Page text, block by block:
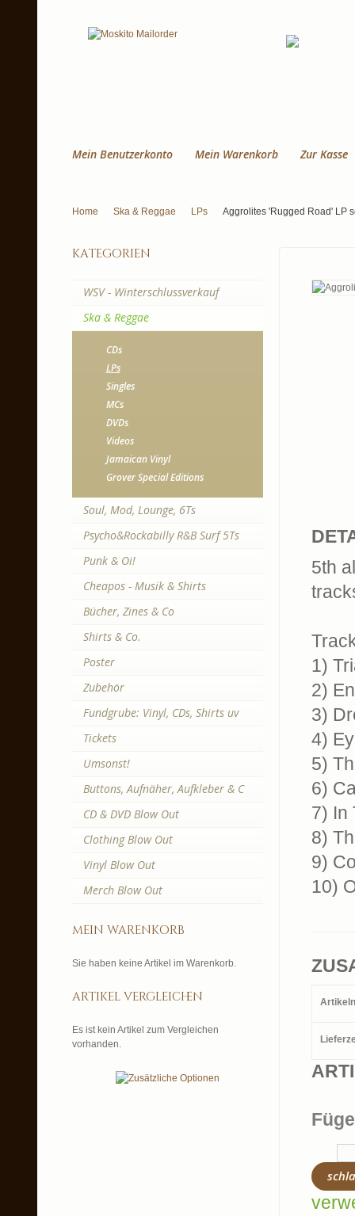
Mein Benutzerkonto Mein Warenkorb Zur Kasse
Home Ska & Reggae LPs Aggrolites 'Rugged Road' LP
5th
1)
2)
3)
4)
5)
6)
7) In
8)
9)
10)
kategorien
WSV - Winterschlussverkauf
Ska & Reggae
CDs
LPs
Singles
MCs
DVDs
Videos
Jamaican Vinyl
Grover Special Editions
Soul, Mod, Lounge, 6Ts
Psycho&Rockabilly R&B Surf 5Ts
Punk & Oi!
Cheapos - Musik & Shirts
Bücher, Zines & Co
Shirts & Co.
Poster
Zubehör
Fundgrube: Vinyl, CDs, Shirts uv
Tickets
Umsonst!
Buttons, Aufnäher, Aufkleber & C
CD & DVD Blow Out
Clothing Blow Out
Vinyl Blow Out
Merch Blow Out
mein warenkorb
Sie haben keine Artikel im Warenkorb.
artikel vergleichen
Es ist kein Artikel zum Vergleichen
vorhanden.